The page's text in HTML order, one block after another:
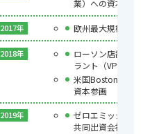
業）への資本参画
2017年 欧州最大規模の蓄
2018年
ローソン店舗を活
ラント（VPP）事業
米国Boston Energy
資本参画
2019年
ゼロエミッション
共同出資会社を設立